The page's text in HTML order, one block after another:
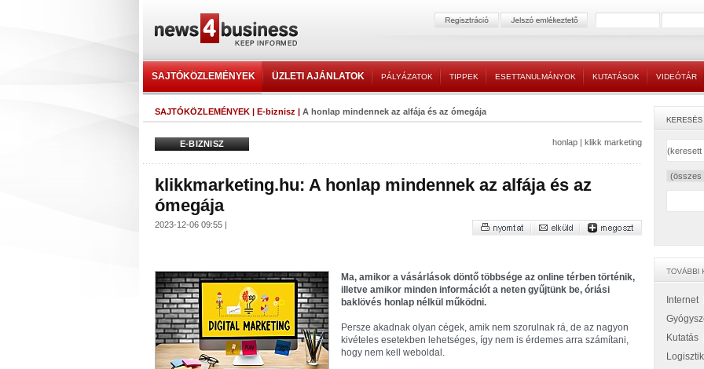
SAJTÓKÖZLEMÉNYEK ÜZLETI AJÁNLATOK PÁLYÁZATOK TIPPEK ESETTANULMÁNYOK KUTATÁSOK VIDEÓTÁR
SAJTÓKÖZLEMÉNYEK | E-biznisz | A honlap mindennek az alfája és az ómegája
E-BIZNISZ honlap | klikk marketing
klikkmarketing.hu: A honlap mindennek az alfája és az
ómegája
2023-12-06 09:55 |
Ma, amikor a vásárlások döntő többsége az online térben történik,
illetve amikor minden információt a neten gyűjtünk be, óriási
baklövés honlap nélkül működni.
Persze akadnak olyan cégek, amik nem szorulnak rá, de az nagyon
kivételes esetekben lehetséges, így nem is érdemes arra számítani,
hogy nem kell weboldal.
Internet|
Kutatás